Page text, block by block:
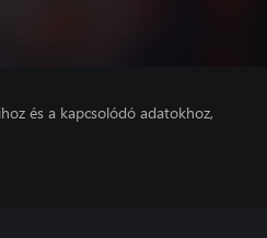
és a kapcsolódó adatokhoz,